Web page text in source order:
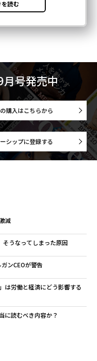
号発売中
購入はこちらから
シップに登録する
減
うなってしまった原因
ンCEOが警告
は労働と経済にどう影響する
に読むべき内容か？